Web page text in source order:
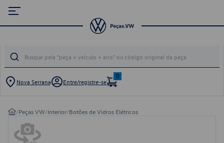
Nova Serrana Entre/registre-se
0
/Peças VW/Interior/Botões de Vidros Elétricos